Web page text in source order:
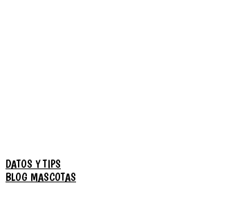
DATOS Y TIPS
BLOG MASCOTAS